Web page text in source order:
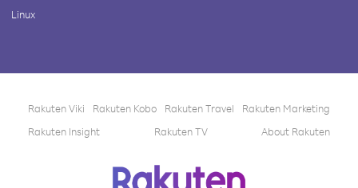
Linux
Rakuten Viki Rakuten Kobo Rakuten Travel
Rakuten Marketing
Rakuten Insight
Rakuten TV About Rakuten